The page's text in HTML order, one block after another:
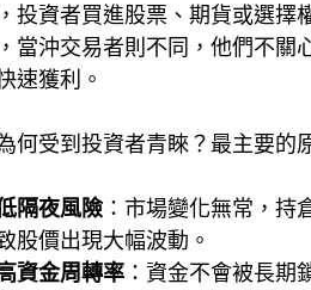
投資者買進股票、期貨或選擇
當沖交易者則不同，他們不關
速獲利。
何受到投資者青睞？最主要的
隔夜風險 ：市場變化無常，持
股價出現大幅波動。
資金周轉率 ：資金不會被長期